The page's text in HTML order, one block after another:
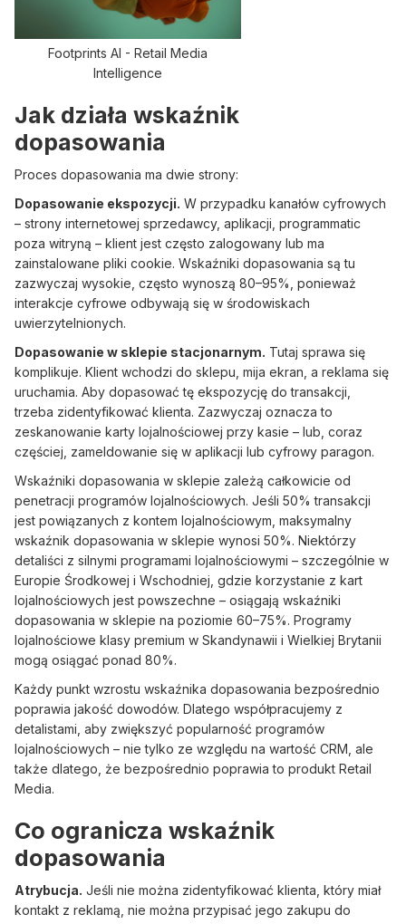
Footprints AI - Retail Media
Intelligence
Jak działa wskaźnik
dopasowania
Proces dopasowania ma dwie strony:
Dopasowanie ekspozycji. W przypadku kanałów cyfrowych
– strony internetowej sprzedawcy, aplikacji, programmatic
poza witryną – klient jest często zalogowany lub ma
zainstalowane pliki cookie. Wskaźniki dopasowania są tu
zazwyczaj wysokie, często wynoszą 80–95%, ponieważ
interakcje cyfrowe odbywają się w środowiskach
uwierzytelnionych.
Dopasowanie w sklepie stacjonarnym. Tutaj sprawa się
komplikuje. Klient wchodzi do sklepu, mija ekran, a reklama się
uruchamia. Aby dopasować tę ekspozycję do transakcji,
trzeba zidentyfikować klienta. Zazwyczaj oznacza to
zeskanowanie karty lojalnościowej przy kasie – lub, coraz
częściej, zameldowanie się w aplikacji lub cyfrowy paragon.
Wskaźniki dopasowania w sklepie zależą całkowicie od
penetracji programów lojalnościowych. Jeśli 50% transakcji
jest powiązanych z kontem lojalnościowym, maksymalny
wskaźnik dopasowania w sklepie wynosi 50%. Niektórzy
detaliści z silnymi programami lojalnościowymi – szczególnie w
Europie Środkowej i Wschodniej, gdzie korzystanie z kart
lojalnościowych jest powszechne – osiągają wskaźniki
dopasowania w sklepie na poziomie 60–75%. Programy
lojalnościowe klasy premium w Skandynawii i Wielkiej Brytanii
mogą osiągać ponad 80%.
Każdy punkt wzrostu wskaźnika dopasowania bezpośrednio
poprawia jakość dowodów. Dlatego współpracujemy z
detalistami, aby zwiększyć popularność programów
lojalnościowych – nie tylko ze względu na wartość CRM, ale
także dlatego, że bezpośrednio poprawia to produkt Retail
Media.
Co ogranicza wskaźnik
dopasowania
Atrybucja. Jeśli nie można zidentyfikować klienta, który miał
kontakt z reklamą, nie można przypisać jego zakupu do